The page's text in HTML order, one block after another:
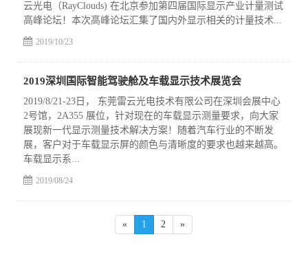
2019/10/23
云光电（RayClouds) 在北京参加第四届国际显示产业计量测试
高峰论坛！本次高峰论坛汇集了国内外显示相关的计量技术...
2019深圳国际智能驾驶舱及车载显示技术展览会
2019/08/24
2019/8/21-23日， 东莞雷云光电技术有限公司在深圳会展中心
2号馆，2A355 展位，针对现在的车载显示测量要求，向大家
展现新一代显示测量技术解决方案！随着汽车行业的不断发
展，客户对于车载显示屏的颜色与清晰度的要求也越来越高。
车载显示系...
« 1 2 »